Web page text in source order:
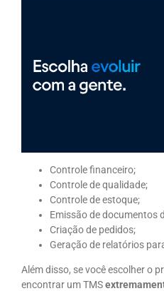
Controle financeiro;
Controle de qualidade;
Controle de estoque;
Emissão de documentos
Criação de pedidos;
Geração de relatórios
Além disso, se você escolher o
encontrar um TMS